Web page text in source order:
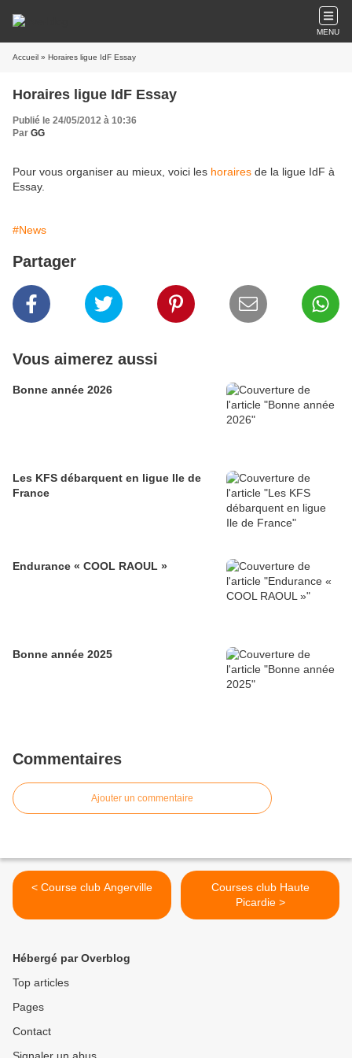
MENU
Accueil » Horaires ligue IdF Essay
Horaires ligue IdF Essay
Publié le 24/05/2012 à 10:36
Par GG
Pour vous organiser au mieux, voici les horaires de la ligue IdF à
Essay.
#News
Partager
Vous aimerez aussi
Bonne année 2026
Les KFS débarquent en ligue Ile de
France
Endurance « COOL RAOUL »
Bonne année 2025
Commentaires
Ajouter un commentaire
< Course club Angerville
Courses club Haute
Picardie >
Hébergé par Overblog
Top articles
Pages
Contact